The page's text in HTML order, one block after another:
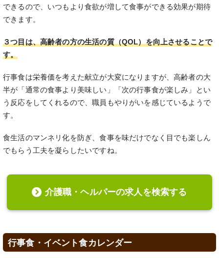
できるので、いつもより食欲が増して食事ができる効果が期待
できます。
３つ目は、高齢者の方の生活の質（QOL）を向上させることで
す。
行事食は栄養価を考えた献立が大変になりますが、高齢者の大
半が「通常の食事より美味しい」「次の行事食が楽しみ」とい
う反応をしてくれるので、職員もやりがいを感じているようで
す。
食生活のマンネリ化を防ぎ、食事を味だけでなく目でも楽しん
でもらう工夫を凝らしたいですね。
介護職・ヘルパーの求人を検索する
行事食・イベント食カレンダー